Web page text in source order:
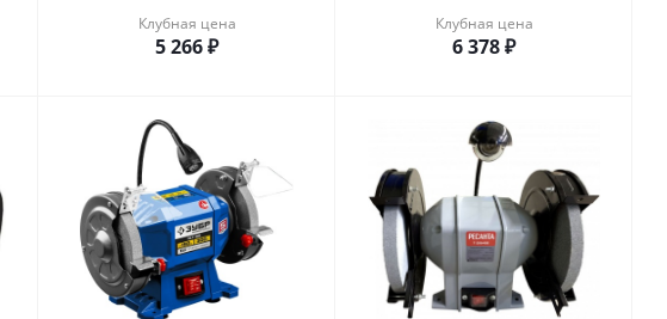
Клубная цена
5 266₽
Клубная цена
6 378₽